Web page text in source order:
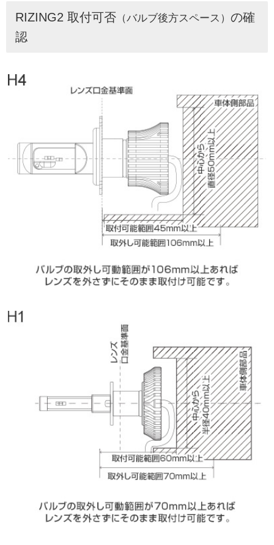
RIZING2 取付可否 （バルブ後方スペース） の確
認